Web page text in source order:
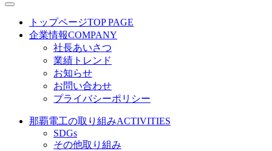
トップページTOP PAGE
企業情報COMPANY
社長あいさつ
業績トレンド
お知らせ
お問い合わせ
プライバシーポリシー
那覇電工の取り組みACTIVITIES
SDGs
その他取り組み